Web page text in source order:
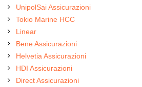
UnipolSai Assicurazioni
Tokio Marine HCC
Linear
Bene Assicurazioni
Helvetia Assicurazioni
HDI Assicurazioni
Direct Assicurazioni